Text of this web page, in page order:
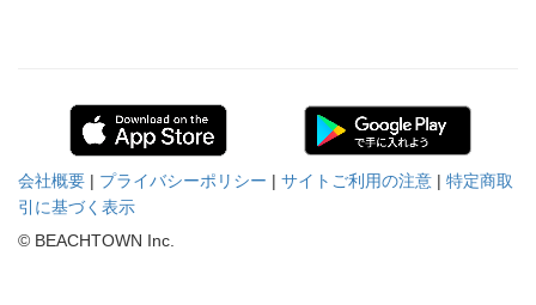
会社概要 | プライバシーポリシー | サイトご利用の注意 | 特定商取
引に基づく表示
© BEACHTOWN Inc.